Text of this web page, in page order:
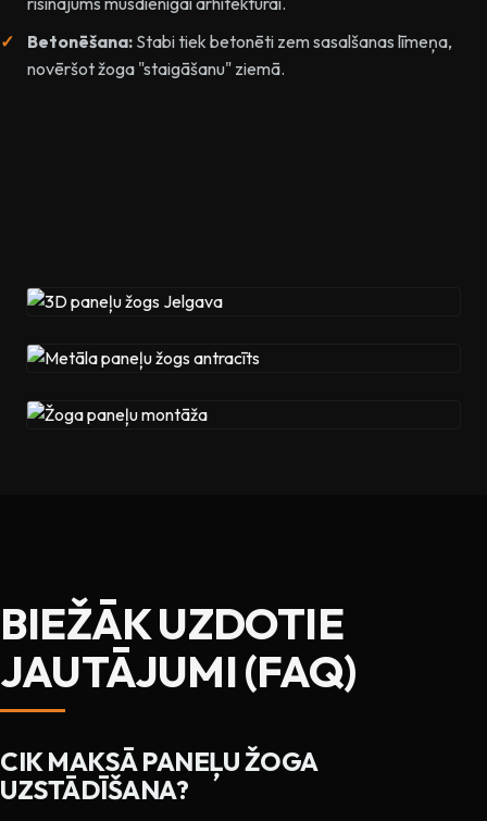
Betonēšana: Stabi tiek betonēti zem sasalšanas līmeņa,
novēršot žoga "staigāšanu" ziemā.
BIEŽĀK UZDOTIE
JAUTĀJUMI (FAQ)
CIK MAKSĀ PANEĻU ŽOGA
UZSTĀDĪŠANA?